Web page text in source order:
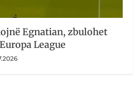
Egnatian, zbulohet
League